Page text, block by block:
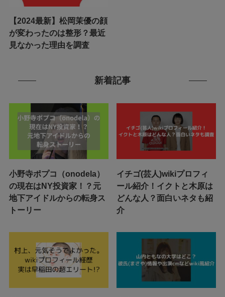
【2024最新】松岡茉優の顔
が変わったのは整形？最近
見なかった理由を調査
新着記事
小野寺ポプコ（onodela）
の現在はNY投資家！？元
地下アイドルからの転身ス
トーリー
イチゴ(芸人)wikiプロフィ
ール紹介！イクトと木原は
どんな人？面白いネタも紹
介